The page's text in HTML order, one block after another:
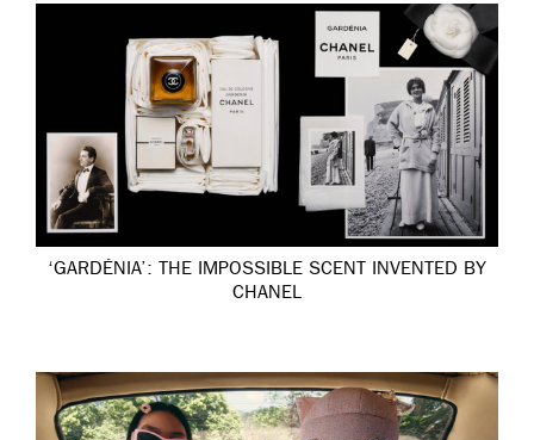
‘GARDÉNIA’: THE IMPOSSIBLE SCENT INVENTED BY
CHANEL